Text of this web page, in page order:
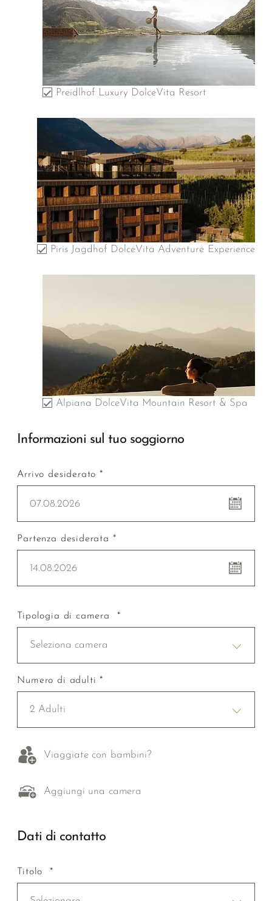
Preidlhof Luxury DolceVita Resort
Piris Jagdhof DolceVita Adventure Experience
Alpiana DolceVita Mountain Resort & Spa
Informazioni sul tuo soggiorno
Arrivo desiderato *
07.08.2026
Partenza desiderata *
14.08.2026
Tipologia di camera *
Seleziona camera
Numero di adulti *
2 Adulti
Viaggiate con bambini?
Aggiungi una camera
Dati di contatto
Titolo *